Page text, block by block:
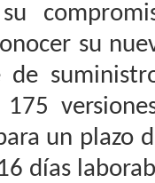
su
de
un plazo
días